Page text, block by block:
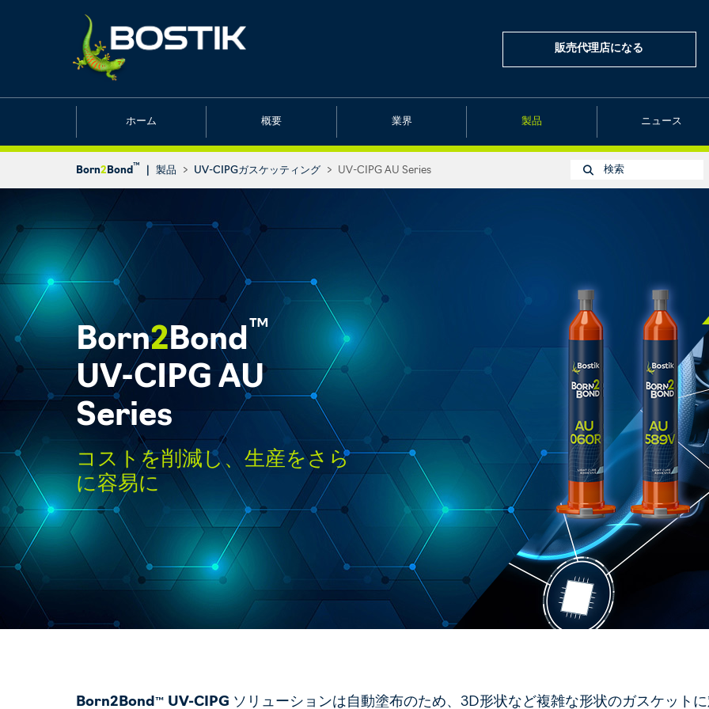
販売代理店になる
ホーム 概要 業界 製品 ニュース
Born2 Bond ™ 製品 > UV-CIPGガスケッティング > UV-CIPG AU Series 検索
Born2Bond™
UV-CIPG AU
Series
コストを削減し、生産をさら
に容易に
Born2Bond ™ UV-CIPG ソリューションは自動塗布のため、3D形状など複雑な形状のガスケット